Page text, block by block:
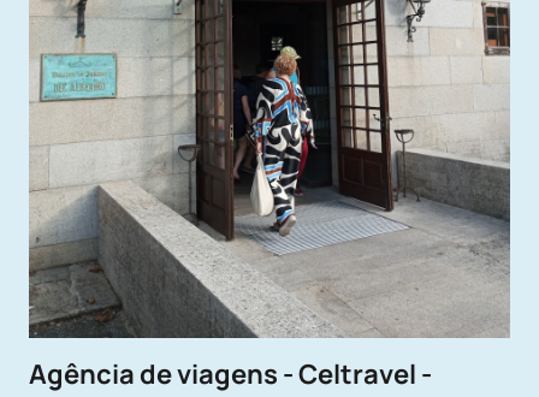
Agência de viagens - Celtravel -